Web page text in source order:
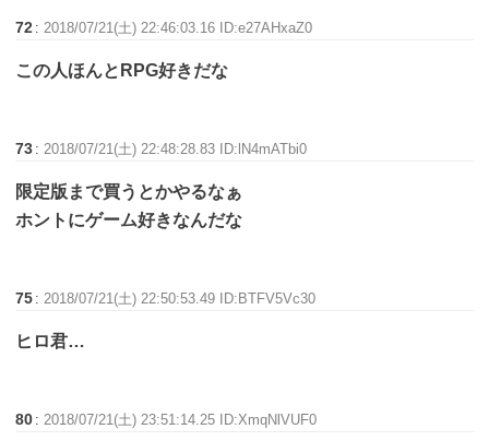
72 : 2018/07/21(土) 22:46:03.16 ID:e27AHxaZ0
この人ほんとRPG好きだな
73 : 2018/07/21(土) 22:48:28.83 ID:lN4mATbi0
限定版まで買うとかやるなぁ
ホントにゲーム好きなんだな
75 : 2018/07/21(土) 22:50:53.49 ID:BTFV5Vc30
ヒロ君…
80 :2018/07/21(土) 23:51:14.25 ID:XmqNlVUF0